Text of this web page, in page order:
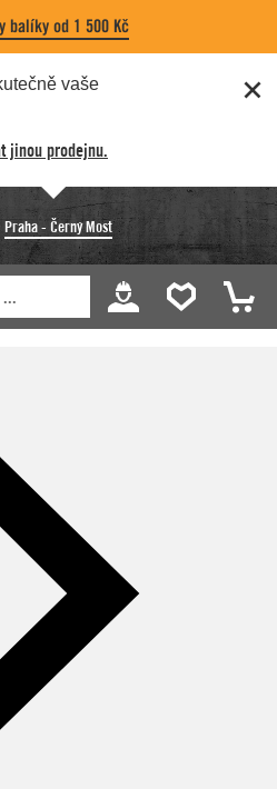
balíky od 1 500 Kč
vaše
jinou prodejnu.
Praha - Černý Most